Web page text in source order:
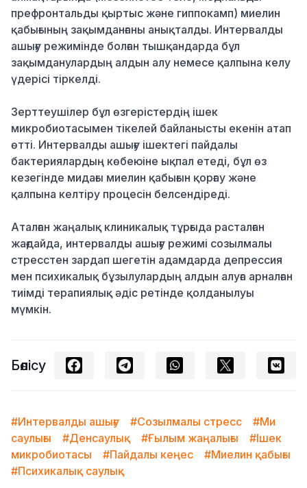
префронтальды қыртыс және гиппокамп) миелин
қабығының зақымданғаны анықталды. Интервалды
ашығу режимінде болған тышқандарда бұл
зақымданулардың алдын алу немесе қалпына келу
үдерісі тіркелді.
Зерттеушілер бұл өзгерістердің ішек
микробиотасымен тікелей байланысты екенін атап
өтті. Интервалды ашығу ішектегі пайдалы
бактериялардың көбеюіне ықпал етеді, бұл өз
кезегінде мидағы миелин қабығын қорғау және
қалпына келтіру процесін белсендіреді.
Аталған жаңалық клиникалық тұрғыда расталған
жағдайда, интервалды ашығу режимі созылмалы
стресстен зардап шегетін адамдарда депрессия
мен психикалық бұзылулардың алдын алуға арналған
тиімді терапиялық әдіс ретінде қолданылуы
мүмкін.
Бөлісу
#Интервалды ашығу #Созылмалы стресс
#Ми
саулығы
#Денсаулық #Ғылым жаңалығы
#Ішек
микробиотасы
#Пайдалы кеңес
#Миелин қабығы
#Психикалық саулық